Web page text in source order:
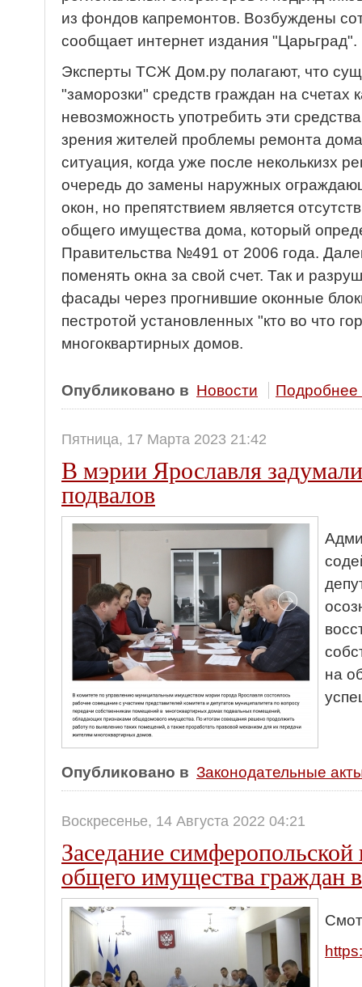
из фондов капремонтов. Возбуждены
сообщает интернет издания "Царьград".
Эксперты ТСЖ Дом.ру полагают, что
"заморозки" средств граждан на счетах
невозможность употребить эти
зрения жителей проблемы ремонта
ситуация, когда уже после неколькизх
очередь до замены наружных
окон, но препятствием является
общего имущества дома, который
Правительства №491 от 2006 года.
поменять окна за свой счет. Так и
фасады через прогнившие оконные
пестротой установленных "кто во что
многоквартирных домов.
Опубликовано в Новости Подробнее
Пятница, 17 Марта 2023 21:42
В мэрии Ярославля
подвалов
на
Опубликовано в Законодательные
Воскресенье, 14 Августа 2022 04:21
Заседание
общего имущества